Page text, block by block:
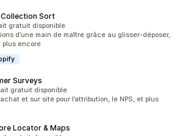
Sort
gratuit disponible
d’une main de maître grâce au glisser-déposer,
plus encore
Surveys
gratuit disponible
et sur site pour l’attribution, le NPS, et plus
Locator & Maps